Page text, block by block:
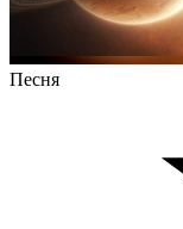
Песня